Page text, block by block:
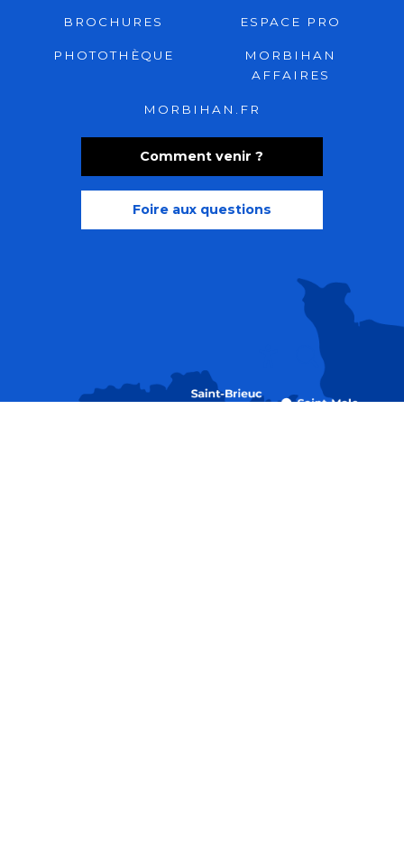
Recherche
Comment venir ?
Foire aux questions
BROCHURES ESPACE PRO
PHOTOTHÈQUE
MORBIHAN
AFFAIRES
MORBIHAN.FR